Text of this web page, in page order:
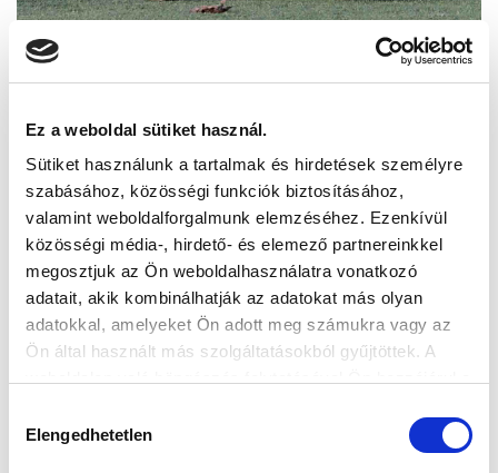
Ez a weboldal sütiket használ.
Sütiket használunk a tartalmak és hirdetések személyre
szabásához, közösségi funkciók biztosításához,
valamint weboldalforgalmunk elemzéséhez. Ezenkívül
közösségi média-, hirdető- és elemező partnereinkkel
megosztjuk az Ön weboldalhasználatra vonatkozó
adatait, akik kombinálhatják az adatokat más olyan
adatokkal, amelyeket Ön adott meg számukra vagy az
Ön által használt más szolgáltatásokból gyűjtöttek. A
kiválasztása
Elengedhetetlen